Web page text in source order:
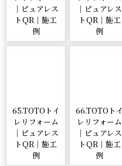
｜ピュアレス
トQR｜施工
例
｜ピュアレス
トQR｜施工
例
65.TOTOトイ
レリフォーム
｜ピュアレス
トQR｜施工
例
66.TOTOトイ
レリフォーム
｜ピュアレス
トQR｜施工
例